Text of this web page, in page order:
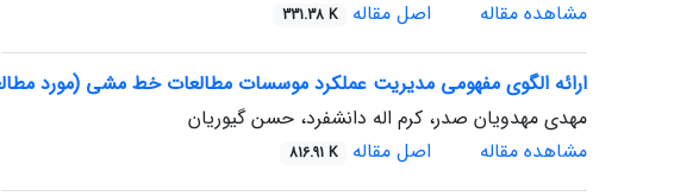
مشاهده مقاله
اصل مقاله 331.38 K
ارائه الگوی مفهومی مدیریت عملکرد موسسات مطالعات خط مشی (مورد
مهدی مهدویان صدر، کرم اله دانشفرد، حسن گیوریان
مشاهده مقاله
اصل مقاله 816.91 K